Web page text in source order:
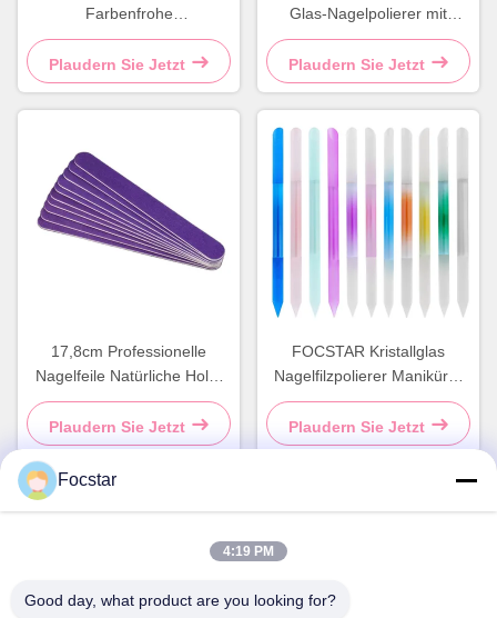
Farbenfrohe
Mädchenblumen Design
Langlebiges
Schwammmaterial
Plaudern Sie Jetzt
Glas-Nagelpolierer mit
Lederetui für Eigenmarken
Plaudern Sie Jetzt
17,8cm Professionelle
Nagelfeile Natürliche Holz-
Nagelfeile Doppelseitig
Plaudern Sie Jetzt
FOCSTAR Kristallglas
Nagelfilzpolierer Maniküre-
Stift Transparenter
Farbzylinder
Plaudern Sie Jetzt
Schnelle Kontaktaufnahme
Adresse
Focstar
4:19 PM
Good day, what product are you looking for?